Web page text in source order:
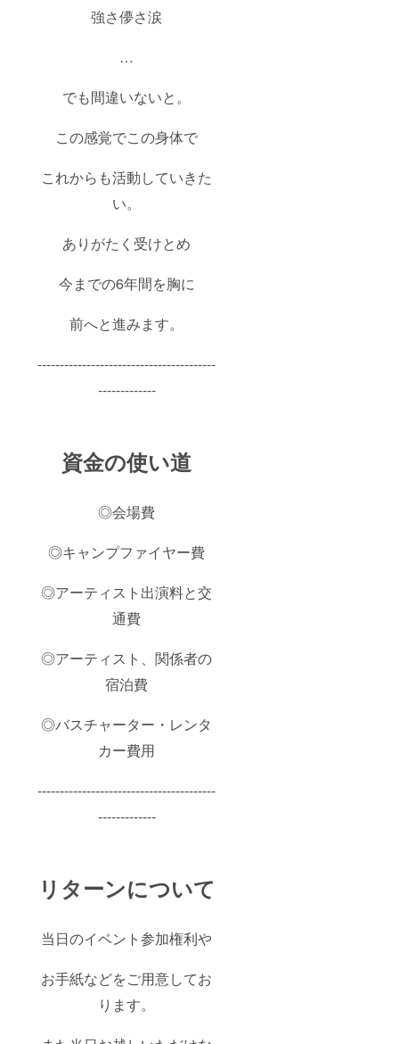
強さ儚さ涙
…
でも間違いないと。
この感覚でこの身体で
これからも活動していきた
い。
ありがたく受けとめ
今までの6年間を胸に
前へと進みます。
----------------------------------------
-------------
資金の使い道
◎会場費
◎キャンプファイヤー費
◎アーティスト出演料と交
通費
◎アーティスト、関係者の
宿泊費
◎バスチャーター・レンタ
カー費用
----------------------------------------
-------------
リターンについて
当日のイベント参加権利や
お手紙などをご用意してお
ります。